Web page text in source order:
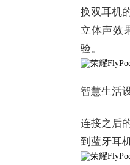
换双耳机
立体声效
验。
智慧生活
连接之后
到蓝牙耳